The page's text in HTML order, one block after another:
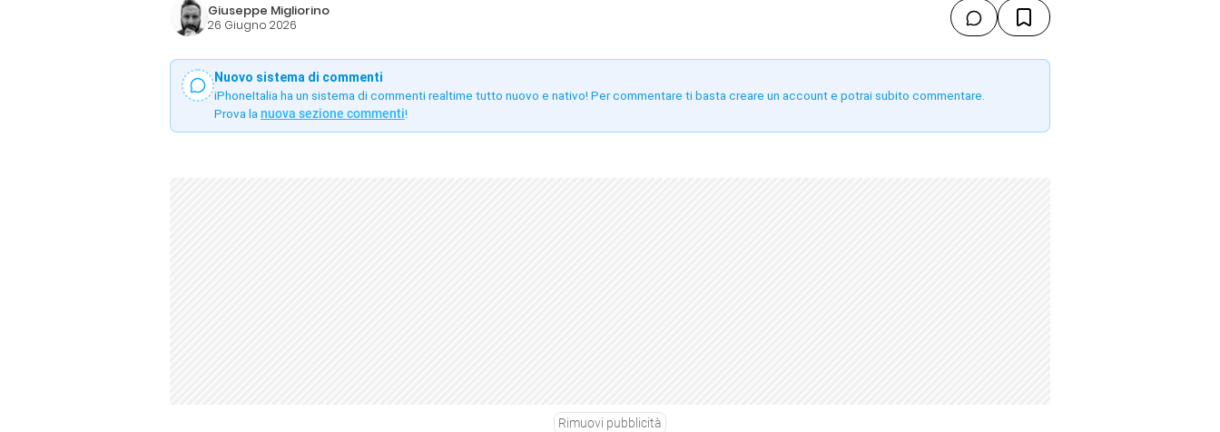
Giuseppe Migliorino
26 Giugno 2026
Nuovo sistema di commenti
iPhoneItalia ha un sistema di commenti realtime tutto nuovo e nativo! Per commentare ti basta creare un account e potrai subito commentare.
Prova la nuova sezione commenti!
Rimuovi pubblicità